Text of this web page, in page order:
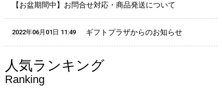
【お盆期間中】お問合せ対応・商品発送について
2022年06月01日 11:49 ギフトプラザからのお知らせ
人気ランキング
Ranking